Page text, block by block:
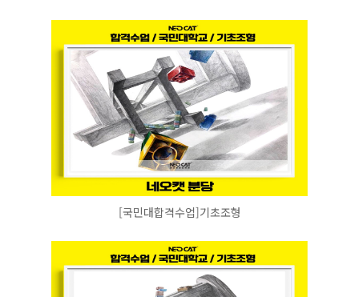
[국민대합격수업]기초조형